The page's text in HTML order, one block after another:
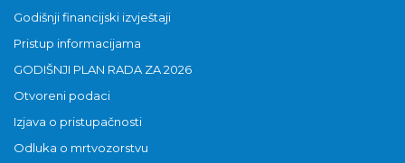
Godišnji financijski izvještaji
Pristup informacijama
GODIŠNJI PLAN RADA ZA 2026
Otvoreni podaci
Izjava o pristupačnosti
Odluka o mrtvozorstvu